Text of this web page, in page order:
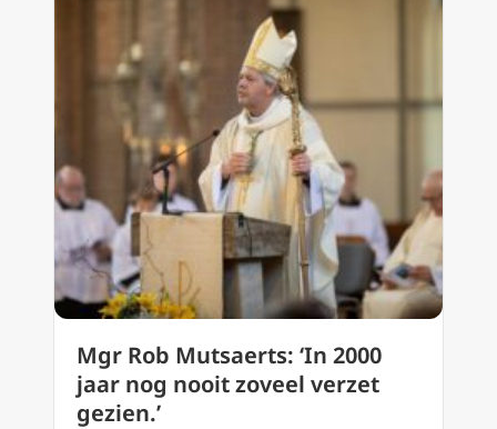
Mgr Rob Mutsaerts: ‘In 2000
jaar nog nooit zoveel verzet
gezien.’